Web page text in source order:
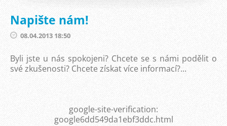
Napište nám!
08.04.2013 18:50
Byli jste u nás spokojeni? Chcete se s námi podělit o
své zkušenosti? Chcete získat více informací?...
google-site-verification:
google6dd549da1ebf3ddc.html